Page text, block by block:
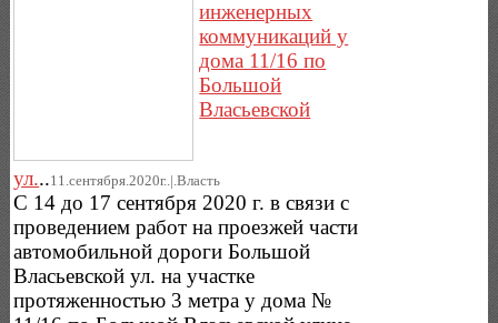
инженерных
коммуникаций у
дома 11/16 по
Большой
Власьевской
ул...11.сентября.2020г..|.Власть
С 14 до 17 сентября 2020 г. в связи с
проведением работ на проезжей части
автомобильной дороги Большой
Власьевской ул. на участке
протяженностью 3 метра у дома №